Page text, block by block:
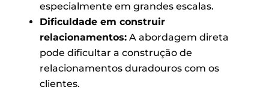
especialmente em grandes escalas.
Dificuldade em construir
relacionamentos:A abordagem direta
pode dificultar a construção de
relacionamentos duradouros com os
clientes.